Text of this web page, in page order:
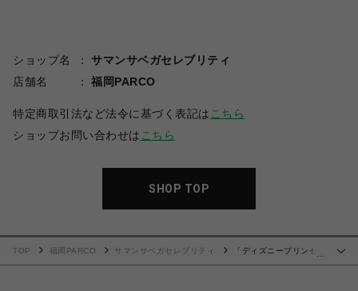
ショップ名
サマンサベガセレブリティ
店舗名
福岡PARCO
特定商取引法など法令に基づく表記は こちら
ショップお問い合わせは こちら
SHOP TOP
…
TOP 福岡PARCO サマンサベガセレブリティ
「ディズニープリンセス